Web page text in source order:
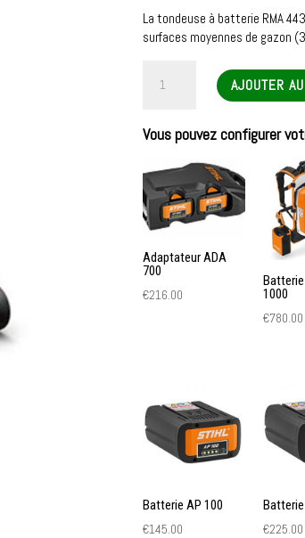
La tondeuse à batterie RMA
surfaces moyennes de gazon
à
gazon
443
C
AJOUTER
Vous pouvez configurer
Adaptateur ADA
700
€216.00
1000
€780.00
Batterie AP 100
€145.00
€225.00